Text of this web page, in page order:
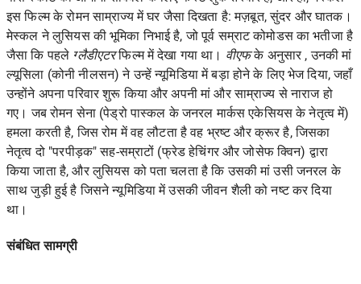
इस फिल्म के रोमन साम्राज्य में घर जैसा दिखता है: मज़बूत, सुंदर और घातक।
मेस्कल ने लुसियस की भूमिका निभाई है, जो पूर्व सम्राट कोमोडस का भतीजा है
जैसा कि पहले ग्लैडीएटरफिल्म में देखा गया था। वीएफके अनुसार , उनकी मां
ल्यूसिला (कोनी नीलसन) ने उन्हें न्यूमिडिया में बड़ा होने के लिए भेज दिया, जहाँ
उन्होंने अपना परिवार शुरू किया और अपनी मां और साम्राज्य से नाराज हो
गए। जब ​​रोमन सेना (पेड्रो पास्कल के जनरल मार्कस एकेसियस के नेतृत्व में)
हमला करती है, जिस रोम में वह लौटता है वह भ्रष्ट और क्रूर है, जिसका
नेतृत्व दो "परपीड़क" सह-सम्राटों (फ्रेड हेचिंगर और जोसेफ क्विन) द्वारा
किया जाता है, और लुसियस को पता चलता है कि उसकी मां उसी जनरल के
साथ जुड़ी हुई है जिसने न्यूमिडिया में उसकी जीवन शैली को नष्ट कर दिया
था।
संबंधित सामग्री